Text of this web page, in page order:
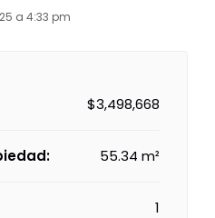
a 4:33 pm
$3,498,668
55.34 m²
1